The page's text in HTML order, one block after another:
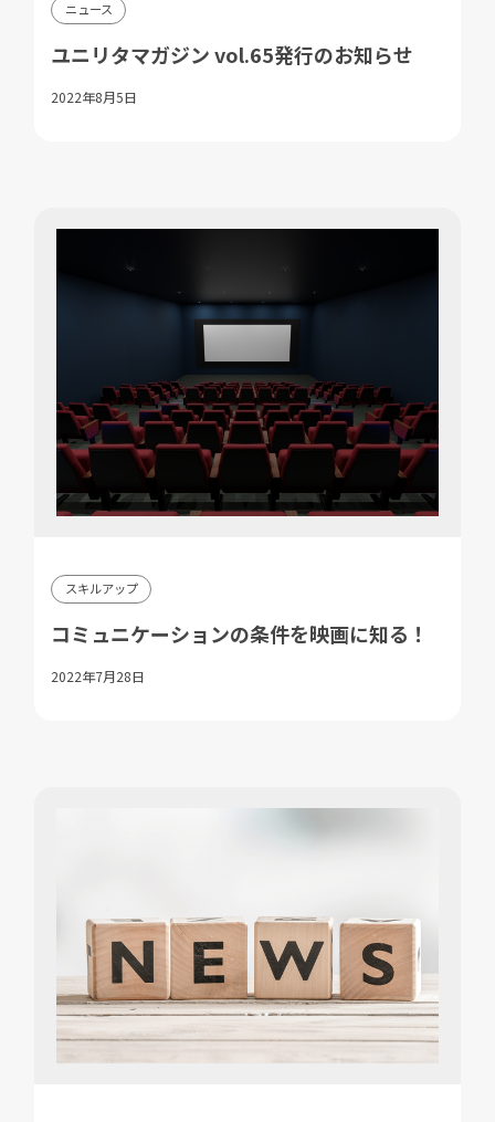
ニュース
ユニリタマガジン vol.65発行のお知らせ
2022年8月5日
スキルアップ
コミュニケーションの条件を映画に知る！
2022年7月28日